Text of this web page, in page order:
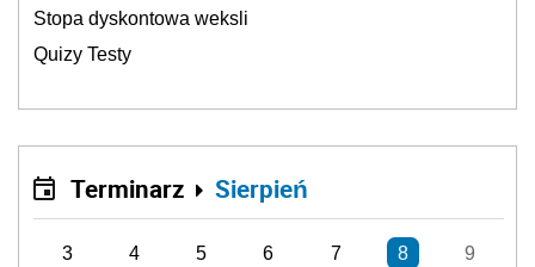
Stopa dyskontowa weksli
Quizy Testy
Terminarz Sierpień
3 4 5 6 7 8 9